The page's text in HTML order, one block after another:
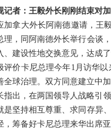
记者：王毅外长刚刚结束对
加拿大外长阿南德邀请，王
理，同阿南德外长举行会谈
、建设性地交换意见，达成了
评价卡尼总理今年1月访华
全球治理。双方同意建立中
指出，在两国领导人战略引
是坚持相互尊重、求同存异
，筹备好卡尼总理来华出席